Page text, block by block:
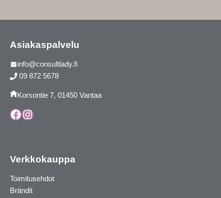
Asiakaspalvelu
info@consultlady.fi
09 872 5678
Korsontie 7, 01450 Vantaa
Facebook
Instagram
Verkkokauppa
Toimitusehdot
Brändit